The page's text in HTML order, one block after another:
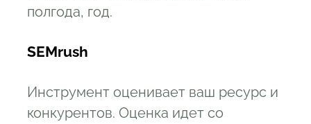
полгода, год.
SEMrush
Инструмент оценивает ваш ресурс и
конкурентов. Оценка идет со